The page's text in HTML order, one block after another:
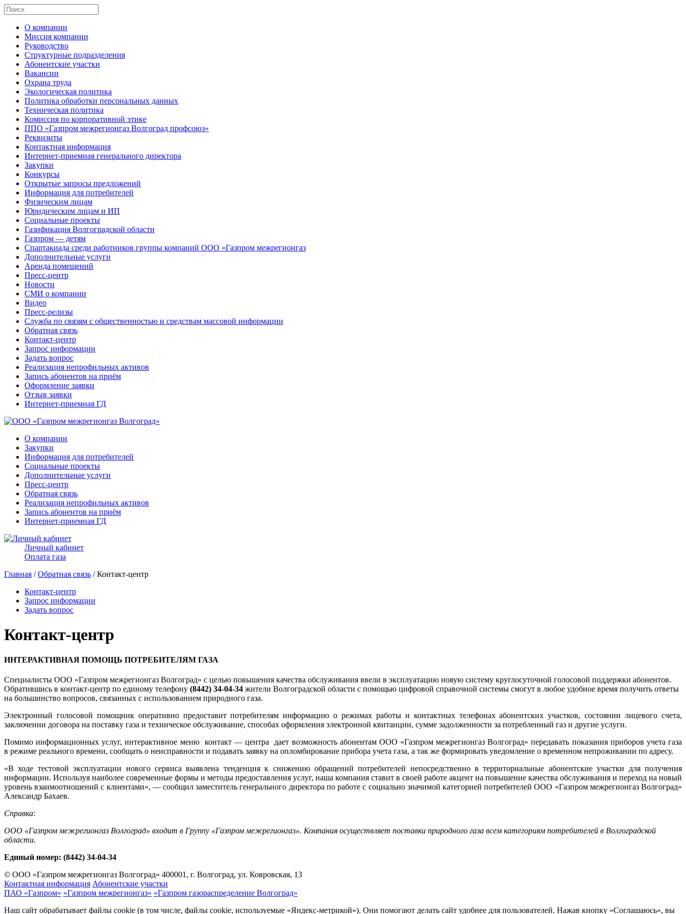
О компании
Миссия компании
Руководство
Структурные подразделения
Абонентские участки
Вакансии
Охрана труда
Экологическая политика
Политика обработки персональных данных
Техническая политика
Комиссия по корпоративной этике
ППО «Газпром межрегионгаз Волгоград профсоюз»
Реквизиты
Контактная информация
Интернет-приемная генерального директора
Закупки
Конкурсы
Открытые запросы предложений
Информация для потребителей
Физическим лицам
Юридическим лицам и ИП
Социальные проекты
Газификация Волгоградской области
Газпром — детям
Спартакиада среди работников группы компаний ООО «Газпром межрегионгаз
Дополнительные услуги
Аренда помещений
Пресс-центр
Новости
СМИ о компании
Видео
Пресс-релизы
Служба по связям с общественностью и средствам массовой информации
Обратная связь
Контакт-центр
Запрос информации
Задать вопрос
Реализация непрофильных активов
Запись абонентов на приём
Оформление заявки
Отзыв заявки
Интернет-приемная ГД
О компании
Закупки
Информация для потребителей
Социальные проекты
Дополнительные услуги
Пресс-центр
Обратная связь
Реализация непрофильных активов
Запись абонентов на приём
Интернет-приемная ГД
Личный кабинет
Оплата газа
Главная /Обратная связь / Контакт-центр
Контакт-центр
Запрос информации
Задать вопрос
Контакт-центр
ИНТЕРАКТИВНАЯ ПОМОЩЬ ПОТРЕБИТЕЛЯМ ГАЗА
Специалисты ООО «Газпром межрегионгаз Волгоград» с целью повышения качества обслуживания ввели в эксплуатацию новую систему круглосуточной голосовой поддержки абонентов.
Обратившись в контакт-центр по единому телефону (8442) 34-04-34 жители Волгоградской области с помощью цифровой справочной системы смогут в любое удобное время получить ответы
на большинство вопросов, связанных с использованием природного газа.
Электронный голосовой помощник оперативно предоставит потребителям информацию о режимах работы и контактных телефонах абонентских участков, состоянии лицевого счета,
заключении договора на поставку газа и техническое обслуживание, способах оформления электронной квитанции, сумме задолженности за потребленный газ и другие услуги.
Помимо информационных услуг, интерактивное меню контакт — центра дает возможность абонентам ООО «Газпром межрегионгаз Волгоград» передавать показания приборов учета газа
в режиме реального времени, сообщать о неисправности и подавать заявку на опломбирование прибора учета газа, а так же формировать уведомление о временном непроживании по адресу.
«В ходе тестовой эксплуатации нового сервиса выявлена тенденция к снижению обращений потребителей непосредственно в территориальные абонентские участки для получения
информации. Используя наиболее современные формы и методы предоставления услуг, наша компания ставит в своей работе акцент на повышение качества обслуживания и переход на новый
уровень взаимоотношений с клиентами», — сообщил заместитель генерального директора по работе с социально значимой категорией потребителей ООО «Газпром межрегионгаз Волгоград»
Александр Бахаев.
Справка:
ООО «Газпром межрегионгаз Волгоград» входит в Группу «Газпром межрегионгаз». Компания осуществляет поставки природного газа всем категориям потребителей в Волгоградской
области.
Единый номер: (8442) 34-04-34
© ООО «Газпром межрегионгаз Волгоград» 400001, г. Волгоград, ул. Ковровская, 13
Контактная информация Абонентские участки
ПАО «Газпром» «Газпром межрегионгаз» «Газпром газораспределение Волгоград»
Наш сайт обрабатывает файлы cookie (в том числе, файлы cookie, используемые «Яндекс-метрикой»). Они помогают делать сайт удобнее для пользователей. Нажав кнопку «Соглашаюсь», вы